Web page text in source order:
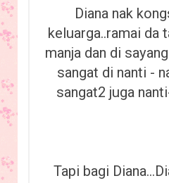
Diana nak
keluarga..ramai da
manja dan di
sangat di nanti -
sangat2 juga
Tapi bagi